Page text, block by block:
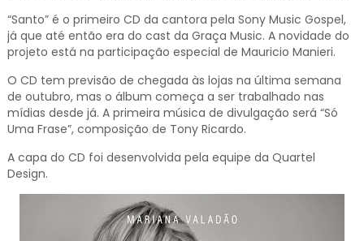
“Santo” é o primeiro CD da cantora pela Sony Music Gospel,
já que até então era do cast da Graça Music. A novidade do
projeto está na participação especial de Mauricio Manieri.
O CD tem previsão de chegada às lojas na última semana
de outubro, mas o álbum começa a ser trabalhado nas
mídias desde já. A primeira música de divulgação será “Só
Uma Frase”, composição de Tony Ricardo.
A capa do CD foi desenvolvida pela equipe da Quartel
Design.